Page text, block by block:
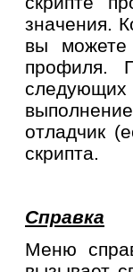
значения.
вы
профиля.
отладчик
скрипта.
Справка
Меню